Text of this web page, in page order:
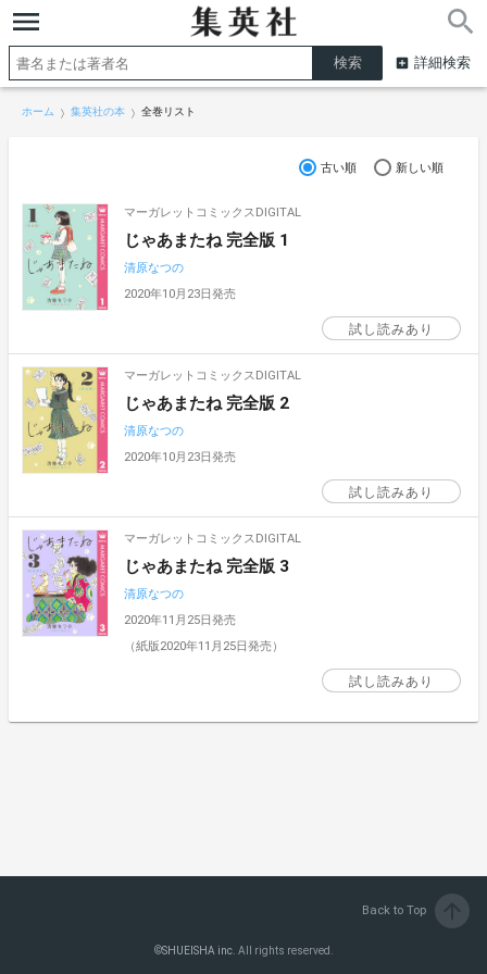
詳細検索
ホーム 集英社の本 全巻リスト
古い順 新しい順
マーガレットコミックスDIGITAL
じゃあまたね 完全版 1
清原なつの
2020年10月23日発売
試し読みあり
マーガレットコミックスDIGITAL
じゃあまたね 完全版 2
清原なつの
2020年10月23日発売
試し読みあり
マーガレットコミックスDIGITAL
じゃあまたね 完全版 3
清原なつの
2020年11月25日発売
（紙版2020年11月25日発売）
試し読みあり
Back to Top
©SHUEISHA inc. All rights reserved.